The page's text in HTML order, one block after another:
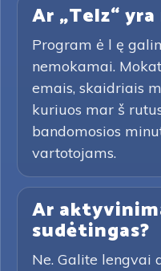
Ar „Telz“
Program ė l ę
nemokamai.
emais, skaidriais
kuriuos mar š
bandomosios
vartotojams.
Ar
sudėtingas?
Ne. Galite lengvai